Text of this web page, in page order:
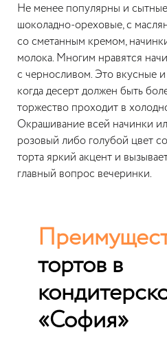
Не менее популярны и
шоколадно-ореховые, с
со сметанным кремом,
молока. Многим нравятся
с черносливом. Это вкусные
когда десерт должен быть
торжество проходит в
Окрашивание всей начинки
розовый либо голубой цвет
торта яркий акцент и
главный вопрос вечеринки.
тортов в
«София»